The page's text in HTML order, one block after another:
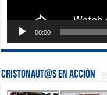
00:00
Cristonaut@s en Acción